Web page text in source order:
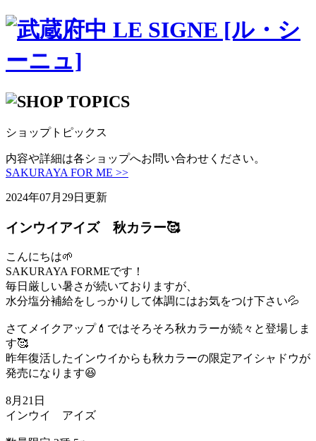
ショップトピックス
内容や詳細は各ショップへお問い合わせください。
SAKURAYA FOR ME >>
2024年07月29日更新
インウイアイズ 秋カラー🥰
こんにちは🌱
SAKURAYA FORMEです！
毎日厳しい暑さが続いておりますが、
水分塩分補給をしっかりして体調にはお気をつけ下さい💦
さてメイクアップ💄ではそろそろ秋カラーが続々と登場しま
す🥰
昨年復活したインウイからも秋カラーの限定アイシャドウが
発売になります😆
8月21日
インウイ アイズ